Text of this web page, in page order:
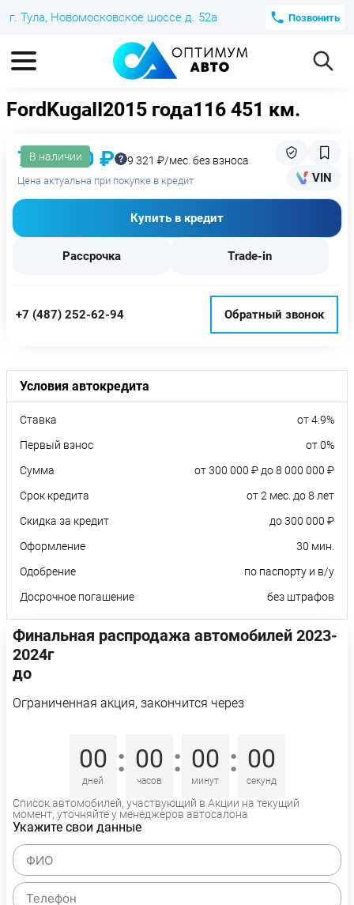
г. Тула, Новомосковское шоссе д. 52а Позвонить
FordKugaII2015 года116 451 км.
В наличии
739 000 ₽ 9 321 ₽/мес. без взноса
Цена актуальна при покупке в кредит VIN
Купить в кредит
Рассрочка Trade-in
+7 (487) 252-62-94 Обратный звонок
Условия автокредита
Ставка
от 4.9%
Первый взнос
от 0%
Сумма
от 300 000 ₽ до 8 000 000 ₽
Срок кредита
от 2 мес. до 8 лет
Скидка за кредит
до 300 000 ₽
Оформление
30 мин.
Одобрение
по паспорту и в/у
Досрочное погашение
без штрафов
Финальная распродажа автомобилей 2023-
2024г
до
Ограниченная акция, закончится через
00
дней
: 00
часов
: 00
минут
: 00
секунд
Список автомобилей, участвующий в Акции на текущий
момент, уточняйте у менеджеров автосалона
Укажите свои данные